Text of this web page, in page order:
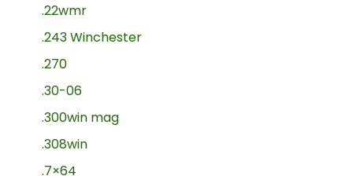
.22wmr
.243 Winchester
.270
.30-06
.300win mag
.308win
.7×64